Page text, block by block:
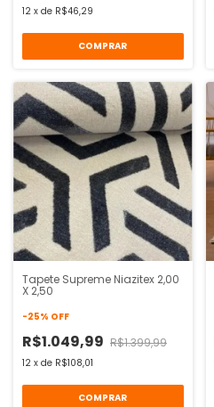
12 x de R$46,29
COMPRAR
Tapete Supreme Niazitex 2,00
X 2,50
-25% OFF
R$1.049,99 R$1.399,99
12 x de R$108,01
COMPRAR